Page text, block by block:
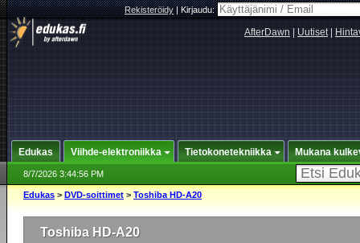
Rekisteröidy|Kirjaudu:
AfterDawn Uutiset|
Edukas Viihde-elektroniikka Tietokonetekniikka Mukana
8/7/2026 3:44:56 PM
Edukas > DVD-soittimet > Toshiba HD-A20
Toshiba HD-A20